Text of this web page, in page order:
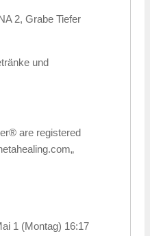
2, Grabe Tiefer
und
are registered
1 (Montag) 16:17